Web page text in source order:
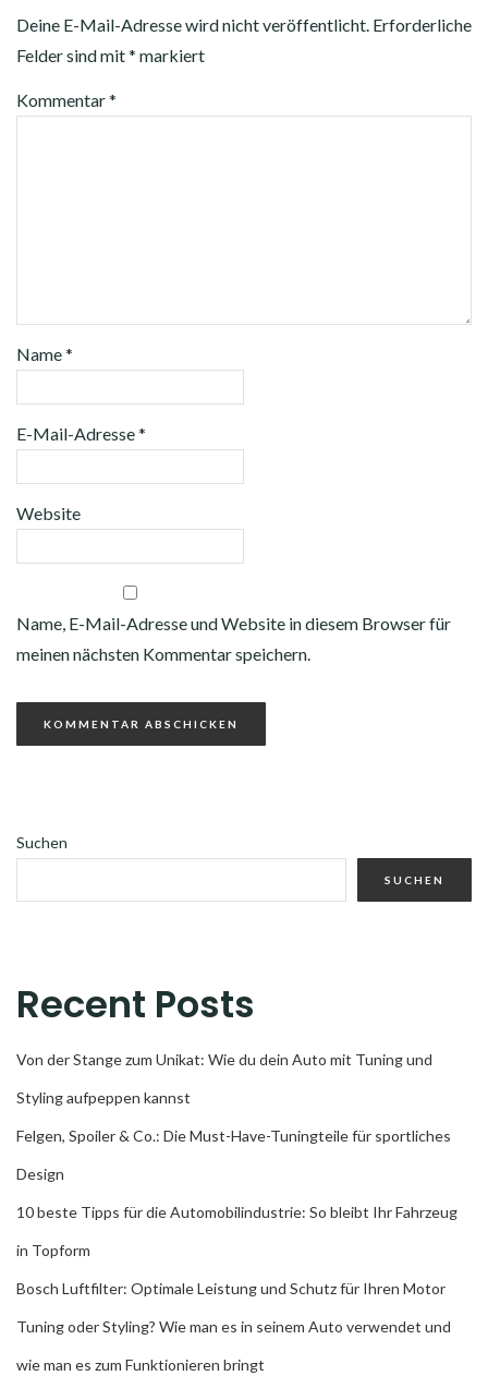
Deine E-Mail-Adresse wird nicht veröffentlicht. Erforderliche
Felder sind mit* markiert
Kommentar*
Name*
E-Mail-Adresse*
Website
Name, E-Mail-Adresse und Website in diesem Browser für
meinen nächsten Kommentar speichern.
Suchen
SUCHEN
Recent Posts
Von der Stange zum Unikat: Wie du dein Auto mit Tuning und
Styling aufpeppen kannst
Felgen, Spoiler & Co.: Die Must-Have-Tuningteile für sportliches
Design
10 beste Tipps für die Automobilindustrie: So bleibt Ihr Fahrzeug
in Topform
Bosch Luftfilter: Optimale Leistung und Schutz für Ihren Motor
Tuning oder Styling? Wie man es in seinem Auto verwendet und
wie man es zum Funktionieren bringt